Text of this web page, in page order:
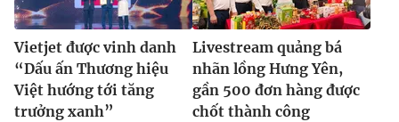
Vietjet được vinh danh
“Dấu ấn Thương hiệu
Việt hướng tới tăng
trưởng xanh”
Livestream quảng bá
nhãn lồng Hưng Yên,
gần 500 đơn hàng được
chốt thành công